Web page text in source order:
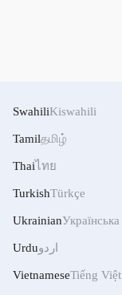
SwahiliKiswahili
Tamilதமிழ்
Thaiไทย
TurkishTürkçe
UkrainianУкраїнська
Urduاردو
VietnameseTiếng Việt